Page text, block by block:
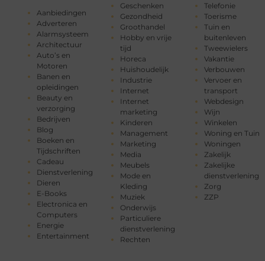
Aanbiedingen
Adverteren
Alarmsysteem
Architectuur
Auto’s en
Motoren
Banen en
opleidingen
Beauty en
verzorging
Bedrijven
Blog
Boeken en
Tijdschriften
Cadeau
Dienstverlening
Dieren
E-Books
Electronica en
Computers
Energie
Entertainment
Geschenken
Gezondheid
Groothandel
Hobby en vrije
tijd
Horeca
Huishoudelijk
Industrie
Internet
Internet
marketing
Kinderen
Management
Marketing
Media
Meubels
Mode en
Kleding
Muziek
Onderwijs
Particuliere
dienstverlening
Rechten
Telefonie
Toerisme
Tuin en
buitenleven
Tweewielers
Vakantie
Verbouwen
Vervoer en
transport
Webdesign
Wijn
Winkelen
Woning en Tuin
Woningen
Zakelijk
Zakelijke
dienstverlening
Zorg
ZZP